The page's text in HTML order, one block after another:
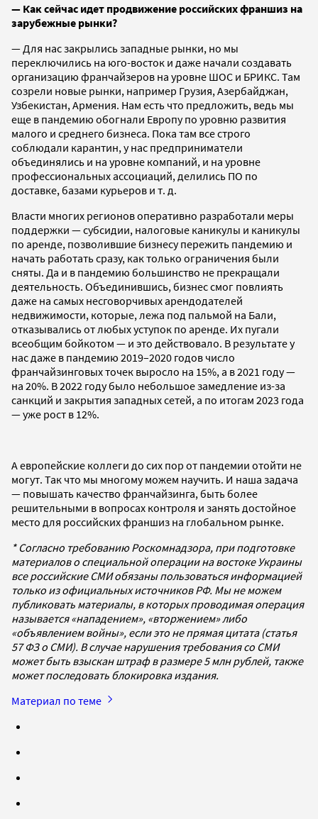
— Как сейчас идет продвижение российских франшиз на
зарубежные рынки?
— Для нас закрылись западные рынки, но мы
переключились на юго-восток и даже начали создавать
организацию франчайзеров на уровне ШОС и БРИКС. Там
созрели новые рынки, например Грузия, Азербайджан,
Узбекистан, Армения. Нам есть что предложить, ведь мы
еще в пандемию обогнали Европу по уровню развития
малого и среднего бизнеса. Пока там все строго
соблюдали карантин, у нас предприниматели
объединялись и на уровне компаний, и на уровне
профессиональных ассоциаций, делились ПО по
доставке, базами курьеров и т. д.
Власти многих регионов оперативно разработали меры
поддержки — субсидии, налоговые каникулы и каникулы
по аренде, позволившие бизнесу пережить пандемию и
начать работать сразу, как только ограничения были
сняты. Да и в пандемию большинство не прекращали
деятельность. Объединившись, бизнес смог повлиять
даже на самых несговорчивых арендодателей
недвижимости, которые, лежа под пальмой на Бали,
отказывались от любых уступок по аренде. Их пугали
всеобщим бойкотом — и это действовало. В результате у
нас даже в пандемию 2019–2020 годов число
франчайзинговых точек выросло на 15%, а в 2021 году —
на 20%. В 2022 году было небольшое замедление из-за
санкций и закрытия западных сетей, а по итогам 2023 года
— уже рост в 12%.
А европейские коллеги до сих пор от пандемии отойти не
могут. Так что мы многому можем научить. И наша задача
— повышать качество франчайзинга, быть более
решительными в вопросах контроля и занять достойное
место для российских франшиз на глобальном рынке.
* Согласно требованию Роскомнадзора, при подготовке
материалов о специальной операции на востоке Украины
все российские СМИ обязаны пользоваться информацией
только из официальных источников РФ. Мы не можем
публиковать материалы, в которых проводимая операция
называется «нападением», «вторжением» либо
«объявлением войны», если это не прямая цитата (статья
57 ФЗ о СМИ). В случае нарушения требования со СМИ
может быть взыскан штраф в размере 5 млн рублей, также
может последовать блокировка издания.
Материал по теме